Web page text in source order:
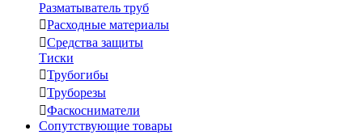
Разматыватель труб
Расходные материалы
Средства защиты
Тиски
Трубогибы
Труборезы
Фаскосниматели
Сопутствующие товары